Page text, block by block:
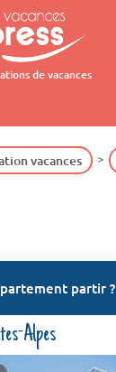
de vacances
vacances
partir ?
Alpes